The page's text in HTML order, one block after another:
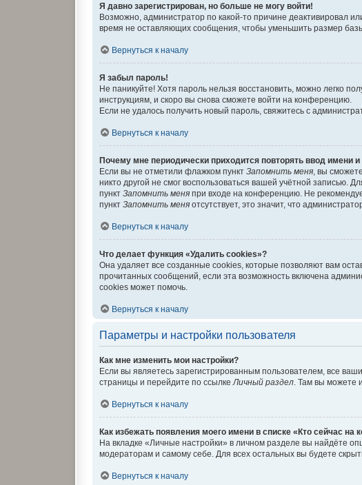
Я давно зарегистрирован, но больше не могу войти!
Возможно, администратор по какой-то причине деактивировал
время не оставляющих сообщения, чтобы уменьшить размер базы
Вернуться к началу
Я забыл пароль!
Не паникуйте! Хотя пароль нельзя восстановить, можно легко
инструкциям, и скоро вы снова сможете войти на конференцию.
Если не удалось получить новый пароль, свяжитесь с
Вернуться к началу
Почему мне периодически приходится повторять ввод имени
Если вы не отметили флажком пунктЗапомнить меня , вы
никто другой не смог воспользоваться вашей учётной записью.
пунктЗапомнить меня при входе на конференцию. Не
пунктЗапомнить меня отсутствует, это значит, что
Вернуться к началу
Что делает функция «Удалить cookies»?
Она удаляет все созданные cookies, которые позволяют вам
прочитанных сообщений, если эта возможность включена
cookies может помочь.
Вернуться к началу
Параметры и настройки пользователя
Как мне изменить мои настройки?
Если вы являетесь зарегистрированным пользователем, все
страницы и перейдите по ссылкеЛичный раздел . Там вы можете
Вернуться к началу
Как избежать появления моего имени в списке «Кто сейчас на
На вкладке «Личные настройки» в личном разделе вы найдёте
модераторам и самому себе. Для всех остальных вы будете
Вернуться к началу